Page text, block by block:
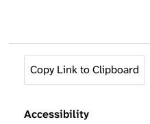
Copy Link to Clipboard
Accessibility